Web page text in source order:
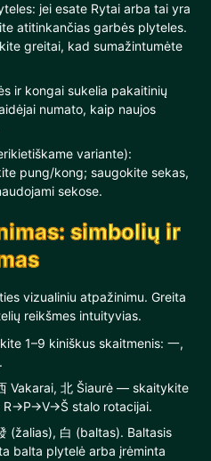
jei esate Rytai arba tai yra
atitinkančias garbės plyteles.
greitai, kad sumažintumėte
ir kongai sukelia pakaitinių
numato, kaip naujos
variante):
pung/kong; saugokite sekas,
sekose.
simbolių ir
vizualiniu atpažinimu. Greita
reikšmes intuityvias.
1–9 kiniškus skaitmenis: 一,
Vakarai, 北 Šiaurė — skaitykite
stalo rotacijai.
(žalias), 白 (baltas). Baltasis
balta plytelė arba įrėminta